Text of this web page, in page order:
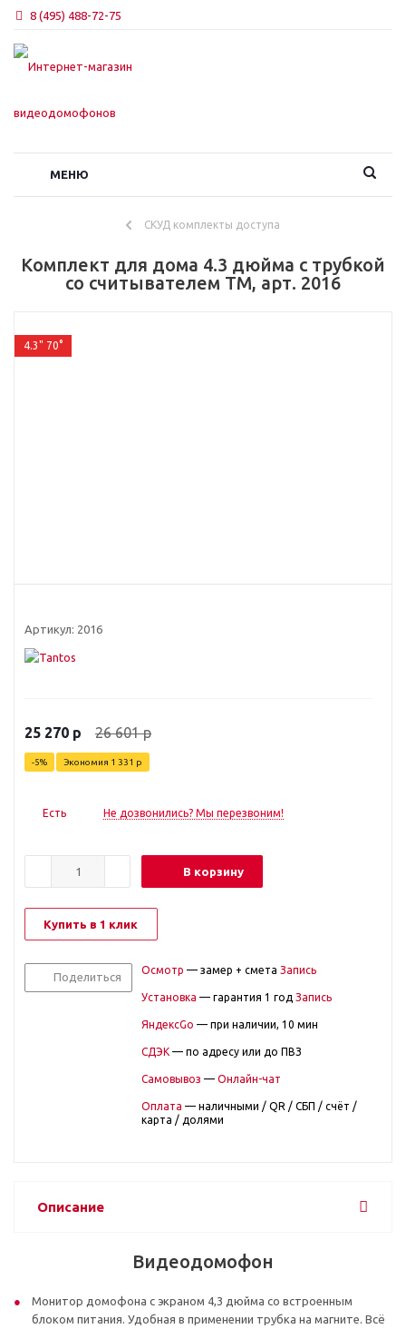
8 (495) 488-72-75
МЕНЮ
СКУД комплекты доступа
Комплект для дома 4.3 дюйма с трубкой
со считывателем TM, арт. 2016
4.3" 70°
Артикул: 2016
25 270 р 26 601р
-5% Экономия 1 331 р
Есть Не дозвонились? Мы перезвоним!
В корзину
Купить в 1 клик
Поделиться
Осмотр — замер + смета Запись
Установка — гарантия 1 год Запись
ЯндексGo — при наличии, 10 мин
СДЭК — по адресу или до ПВЗ
Самовывоз — Онлайн-чат
Оплата — наличными / QR / СБП / счёт /
карта / долями
Описание
Видеодомофон
Монитор домофона с экраном 4,3 дюйма со встроенным
блоком питания. Удобная в применении трубка на магните. Всё